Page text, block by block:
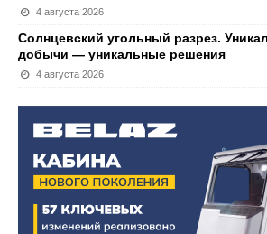
4 августа 2026
Солнцевский угольный разрез.
добычи — уникальные решения
4 августа 2026